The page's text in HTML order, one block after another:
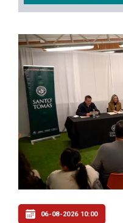
06-08-2026 10:00